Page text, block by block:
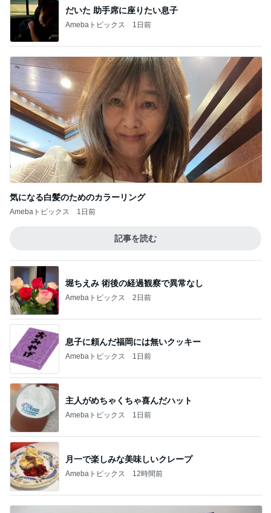
だいた 助手席に座りたい息子
Amebaトピックス 1日前
気になる白髪のためのカラーリング
Amebaトピックス 1日前
記事を読む
堀ちえみ 術後の経過観察で異常なし
Amebaトピックス 2日前
息子に頼んだ福岡には無いクッキー
Amebaトピックス 1日前
主人がめちゃくちゃ喜んだハット
Amebaトピックス 1日前
月一で楽しみな美味しいクレープ
Amebaトピックス 12時間前